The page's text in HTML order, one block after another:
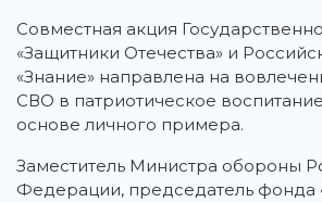
Совместная акция
«Защитники Отечества» и
«Знание» направлена на
СВО в патриотическое
основе личного примера.
Заместитель Министра обороны
Федерации, председатель фонда